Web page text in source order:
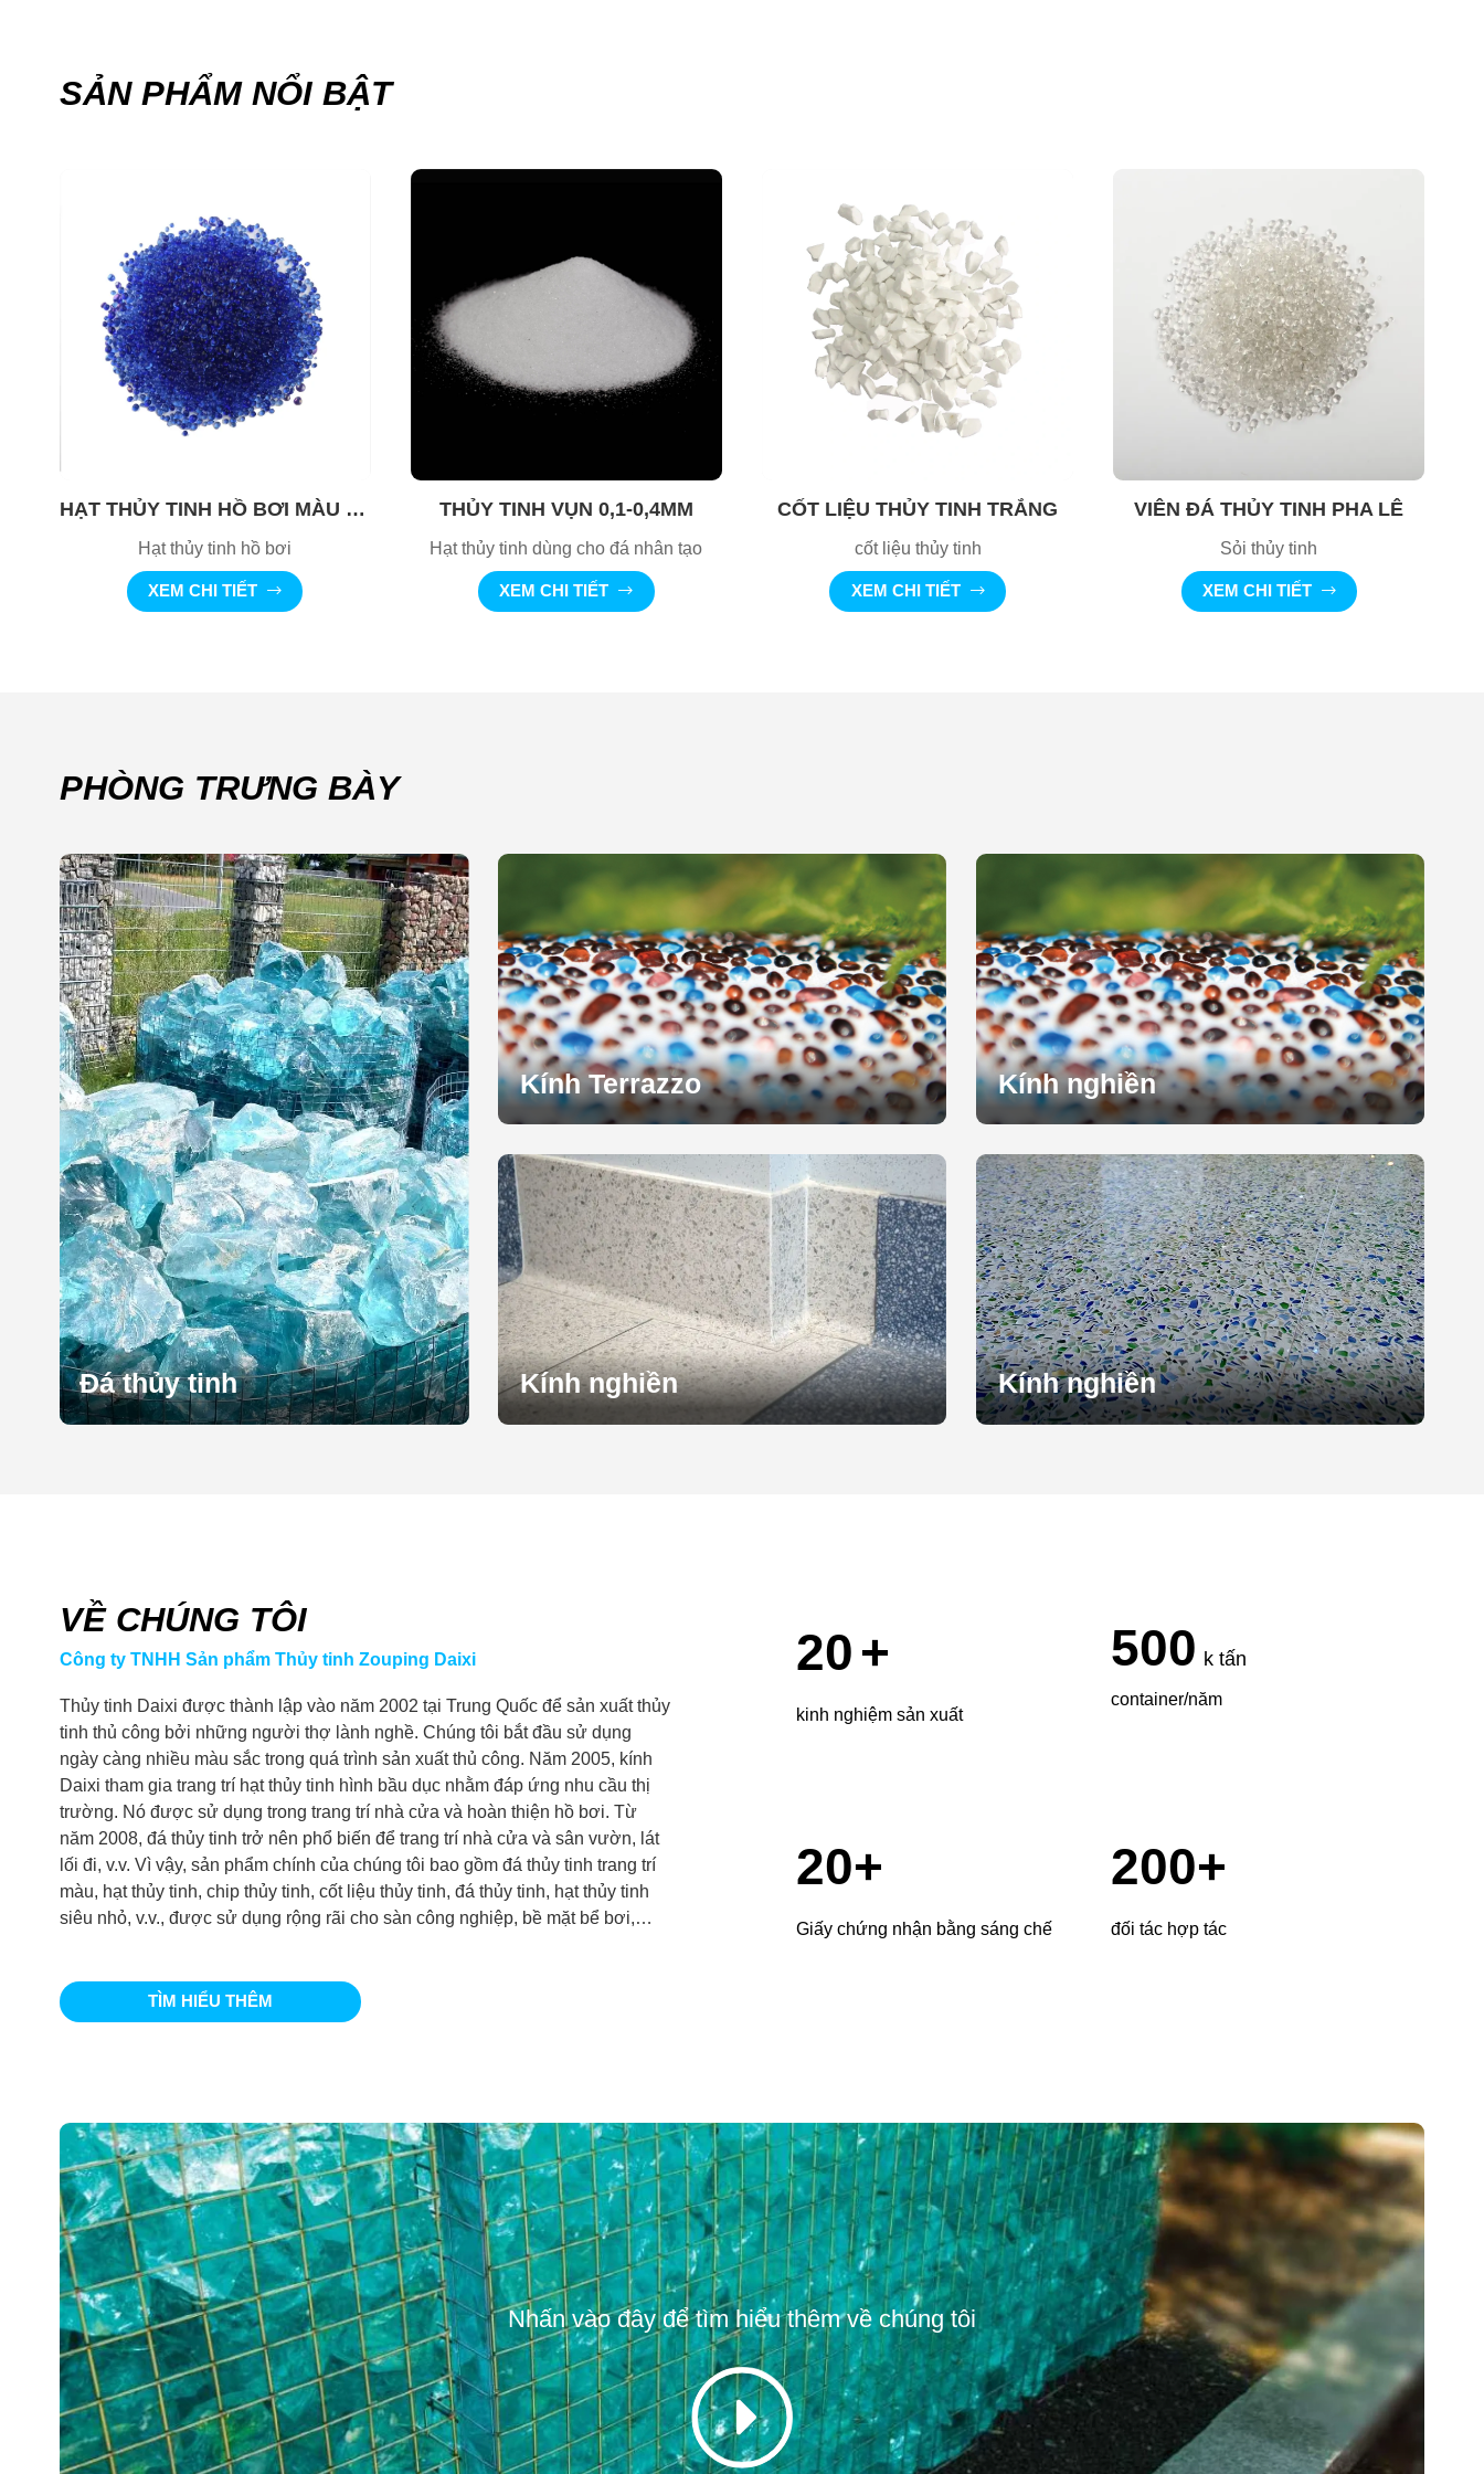
SẢN PHẨM NỔI BẬT
HẠT THỦY TINH HỒ BƠI MÀU XANH COBAN
Hạt thủy tinh hồ bơi
XEM CHI TIẾT
THỦY TINH VỤN 0,1-0,4MM
Hạt thủy tinh dùng cho đá nhân tạo
XEM CHI TIẾT
CỐT LIỆU THỦY TINH TRẮNG
cốt liệu thủy tinh
XEM CHI TIẾT
VIÊN ĐÁ THỦY TINH PHA LÊ
Sỏi thủy tinh
XEM CHI TIẾT
PHÒNG TRƯNG BÀY
Đá thủy tinh
Kính Terrazzo Kính nghiền
Kính nghiền Kính nghiền
VỀ CHÚNG TÔI
Công ty TNHH Sản phẩm Thủy tinh Zouping Daixi
Thủy tinh Daixi được thành lập vào năm 2002 tại Trung Quốc để sản xuất thủy
tinh thủ công bởi những người thợ lành nghề. Chúng tôi bắt đầu sử dụng
ngày càng nhiều màu sắc trong quá trình sản xuất thủ công. Năm 2005, kính
Daixi tham gia trang trí hạt thủy tinh hình bầu dục nhằm đáp ứng nhu cầu thị
trường. Nó được sử dụng trong trang trí nhà cửa và hoàn thiện hồ bơi. Từ
năm 2008, đá thủy tinh trở nên phổ biến để trang trí nhà cửa và sân vườn, lát
lối đi, v.v. Vì vậy, sản phẩm chính của chúng tôi bao gồm đá thủy tinh trang trí
màu, hạt thủy tinh, chip thủy tinh, cốt liệu thủy tinh, đá thủy tinh, hạt thủy tinh
siêu nhỏ, v.v., được sử dụng rộng rãi cho sàn công nghiệp, bề mặt bể bơi,
TÌM HIỂU THÊM
20+
kinh nghiệm sản xuất
500 k tấn
container/năm
20+
Giấy chứng nhận bằng sáng chế
200+
đối tác hợp tác
Nhấn vào đây để tìm hiểu thêm về chúng tôi